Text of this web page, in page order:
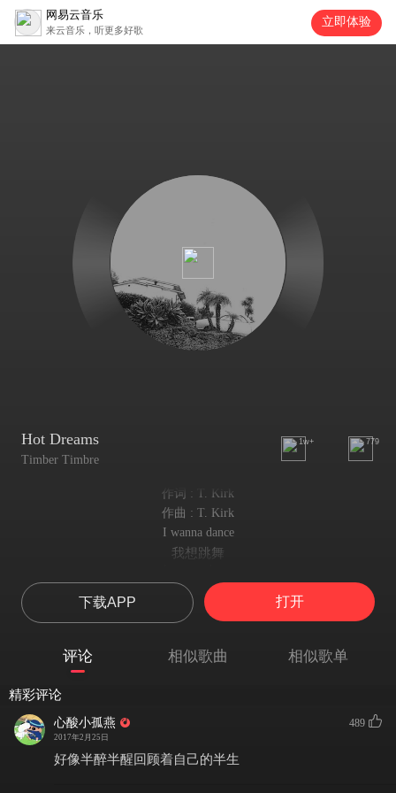
网易云音乐
来云音乐，听更多好歌
立即体验
Hot Dreams
Timber Timbre
1w+ 779
作词 : T. Kirk
作曲 : T. Kirk
I wanna dance
我想跳舞
我想跳舞
I wanna dance
我想跳舞
与一个黑人妇女
I wanna still
下载APP 打开
评论 相似歌曲 相似歌单
精彩评论
心酸小孤燕
2017年2月25日
489
好像半醉半醒回顾着自己的半生